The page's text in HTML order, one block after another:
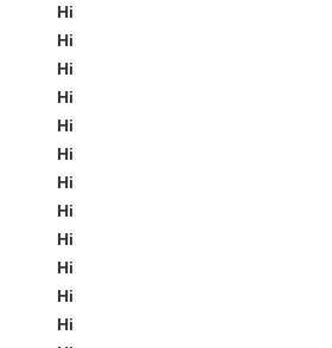
Ні
Ні
Ні
Ні
Ні
Ні
Ні
Ні
Ні
Ні
Ні
Ні